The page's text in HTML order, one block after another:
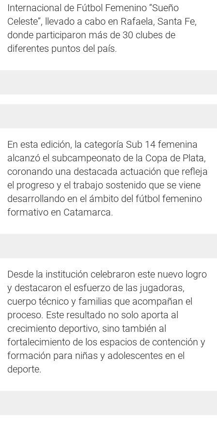
Internacional de Fútbol Femenino “Sueño
Celeste”, llevado a cabo en Rafaela, Santa Fe,
donde participaron más de 30 clubes de
diferentes puntos del país.
En esta edición, la categoría Sub 14 femenina
alcanzó el subcampeonato de la Copa de Plata,
coronando una destacada actuación que refleja
el progreso y el trabajo sostenido que se viene
desarrollando en el ámbito del fútbol femenino
formativo en Catamarca.
Desde la institución celebraron este nuevo logro
y destacaron el esfuerzo de las jugadoras,
cuerpo técnico y familias que acompañan el
proceso. Este resultado no solo aporta al
crecimiento deportivo, sino también al
fortalecimiento de los espacios de contención y
formación para niñas y adolescentes en el
deporte.